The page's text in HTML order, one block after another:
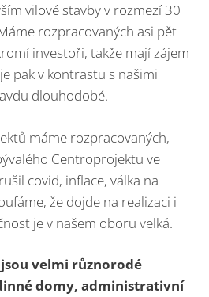
vilové stavby v rozmezí 30
rozpracovaných asi pět
investoři, takže mají zájem
pak v kontrastu s našimi
dlouhodobé.
máme rozpracovaných,
Centroprojektu ve
covid, inflace, válka na
že dojde na realizaci i
je v našem oboru velká.
velmi různorodé
domy, administrativní